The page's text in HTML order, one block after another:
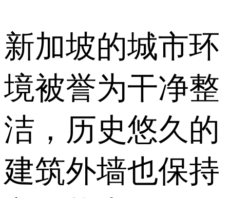
新加坡的城市环
境被誉为干净整
洁，历史悠久的
建筑外墙也保持